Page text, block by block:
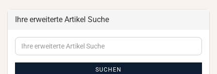
Ihre erweiterte Artikel Suche
Ihre
erweiterte
SUCHEN